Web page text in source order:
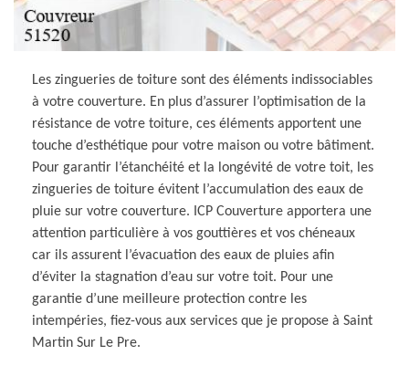
Les zingueries de toiture sont des éléments indissociables
à votre couverture. En plus d’assurer l’optimisation de la
résistance de votre toiture, ces éléments apportent une
touche d’esthétique pour votre maison ou votre bâtiment.
Pour garantir l’étanchéité et la longévité de votre toit, les
zingueries de toiture évitent l’accumulation des eaux de
pluie sur votre couverture. ICP Couverture apportera une
attention particulière à vos gouttières et vos chéneaux
car ils assurent l’évacuation des eaux de pluies afin
d’éviter la stagnation d’eau sur votre toit. Pour une
garantie d’une meilleure protection contre les
intempéries, fiez-vous aux services que je propose à Saint
Martin Sur Le Pre.